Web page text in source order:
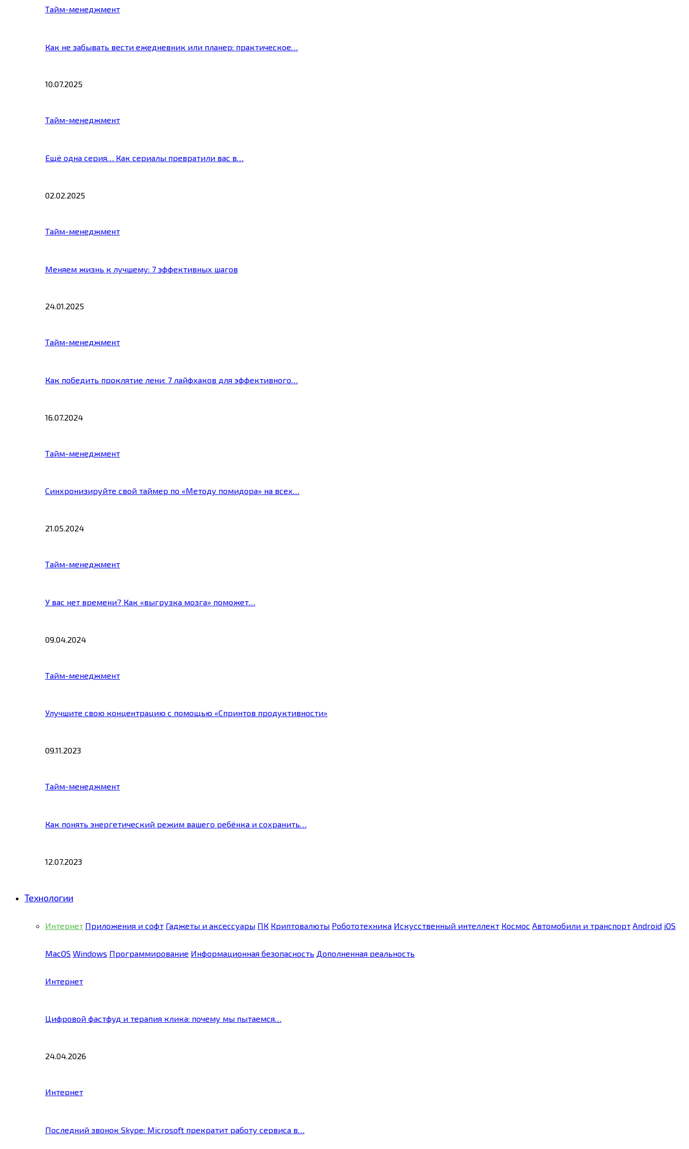
Тайм-менеджмент
Как не забывать вести ежедневник или планер: практическое…
10.07.2025
Тайм-менеджмент
Ещё одна серия… Как сериалы превратили вас в…
02.02.2025
Тайм-менеджмент
Меняем жизнь к лучшему: 7 эффективных шагов
24.01.2025
Тайм-менеджмент
Как победить проклятие лени: 7 лайфхаков для эффективного…
16.07.2024
Тайм-менеджмент
Синхронизируйте свой таймер по «Методу помидора» на всех…
21.05.2024
Тайм-менеджмент
У вас нет времени? Как «выгрузка мозга» поможет…
09.04.2024
Тайм-менеджмент
Улучшите свою концентрацию с помощью «Спринтов продуктивности»
09.11.2023
Тайм-менеджмент
Как понять энергетический режим вашего ребёнка и сохранить…
12.07.2023
Технологии
Интернет Приложения и софт Гаджеты и аксессуары ПК Криптовалюты Робототехника Искусственный интеллект Космос Автомобили и транспорт Android iOS
MacOS Windows Программирование Информационная безопасность Дополненная реальность
Интернет
Цифровой фастфуд и терапия клика: почему мы пытаемся…
24.04.2026
Интернет
Последний звонок Skype: Microsoft прекратит работу сервиса в…